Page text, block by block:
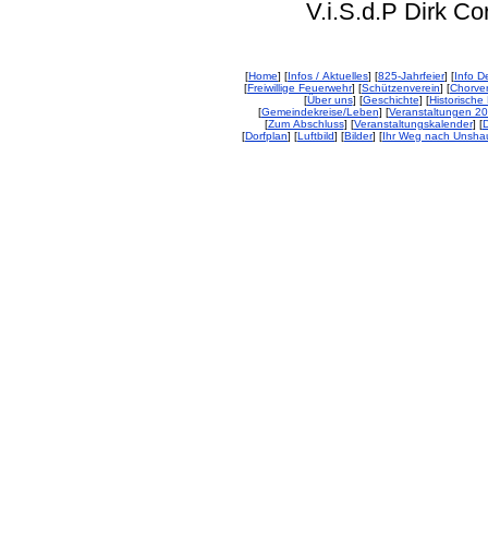
V.i.S.d.P Dirk
[Home] [Infos / Aktuelles] [825-Jahrfeier] [Info
[Freiwillige Feuerwehr] [Schützenverein] [
[Über uns] [Geschichte] [Historische
[Gemeindekreise/Leben] [Veranstaltungen
[Zum Abschluss] [Veranstaltungskalender] [
[Dorfplan] [Luftbild] [Bilder] [Ihr Weg nach